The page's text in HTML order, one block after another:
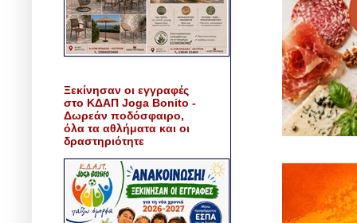
Ξεκίνησαν οι εγγραφές
στο ΚΔΑΠ Joga Bonito -
Δωρεάν ποδόσφαιρο,
όλα τα αθλήματα και οι
δραστηριότητε